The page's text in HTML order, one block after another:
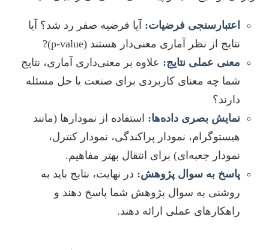
اعتبارسنجی فرضیات: آیا فرضیه صفر رد شد؟ آیا
نتایج از نظر آماری معنی‌دار هستند (p-value)?
معنی عملی نتایج: علاوه بر معنی‌داری آماری، نتایج
شما چه معنای کاربردی برای صنعت یا حل مسئله
دارند؟
نمایش بصری داده‌ها: استفاده از نمودارها (مانند
هیستوگرام، نمودار پراکندگی، نمودار کنترل،
نمودار جعبه‌ای) برای انتقال بهتر مفاهیم.
پاسخ به سوال پژوهش: در نهایت، نتایج باید به
روشنی به سوال پژوهش شما پاسخ دهند و
راهکارهای عملی ارائه دهند.